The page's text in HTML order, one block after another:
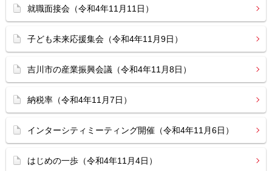
就職面接会（令和4年11月11日）
子ども未来応援集会（令和4年11月9日）
吉川市の産業振興会議（令和4年11月8日）
納税率（令和4年11月7日）
インターシティミーティング開催（令和4年11月6日）
はじめの一歩（令和4年11月4日）